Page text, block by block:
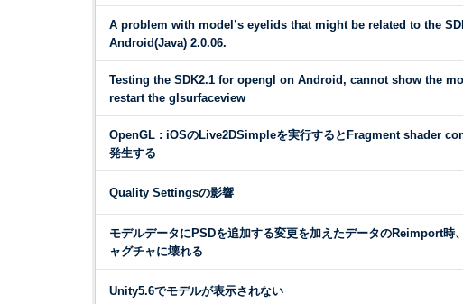
A problem with model’s eyelids that might be related to the
Android(Java) 2.0.06.
Testing the SDK2.1 for opengl on Android, cannot show the
restart the glsurfaceview
OpenGL : iOSのLive2DSimpleを実行するとFragment shader
発生する
Quality Settingsの影響
モデルデータにPSDを追加する変更を加えたデータのReimport時
ャグチャに壊れる
Unity5.6でモデルが表示されない